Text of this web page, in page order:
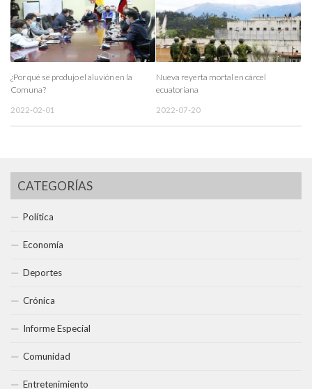
¿Por qué se produjo el aluvión en la
Comuna?
2022-02-01
Nueva reyerta mortal en cárcel
ecuatoriana
2022-07-20
CATEGORÍAS
Política
Economía
Deportes
Crónica
Informe Especial
Comunidad
Entretenimiento